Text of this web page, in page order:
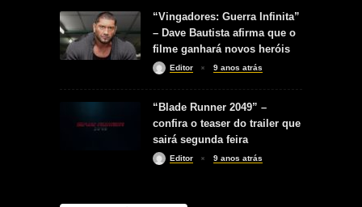
“Vingadores: Guerra Infinita”
– Dave Bautista afirma que o
filme ganhará novos heróis
Editor 9 anos atrás
“Blade Runner 2049” –
confira o teaser do trailer que
sairá segunda feira
Editor 9 anos atrás